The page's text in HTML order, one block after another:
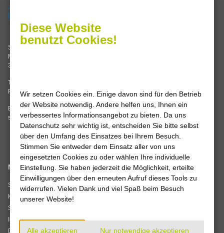
Stadtwerke Leine-Solling GmbH
Mannenstraße 62
37186 Moringen
Tel. 05554 99347-0
Fax 05554 99347-14
E-Mail:info @stadtwerke-leine-
solling.de
Mi, Fr 8.00 – 12.00 Uhr
Navigation
Startseite
Kontakt
Sitemap
Impressum
Datenschutz
Wir sind
zertifiziert
Verträge kündigen
Diese Website
benutzt Cookies!
Wir setzen Cookies ein. Einige davon sind für den Betrieb
der Website notwendig. Andere helfen uns, Ihnen ein
verbessertes Informationsangebot zu bieten. Da uns
Datenschutz sehr wichtig ist, entscheiden Sie bitte selbst
über den Umfang des Einsatzes bei Ihrem Besuch.
Stimmen Sie entweder dem Einsatz aller von uns
eingesetzten Cookies zu oder wählen Ihre individuelle
Einstellung. Sie haben jederzeit die Möglichkeit, erteilte
Einwilligungen über den erneuten Aufruf dieses Tools zu
widerrufen. Vielen Dank und viel Spaß beim Besuch
unserer Website!
Alle akzeptieren Nur notwendige akzeptieren